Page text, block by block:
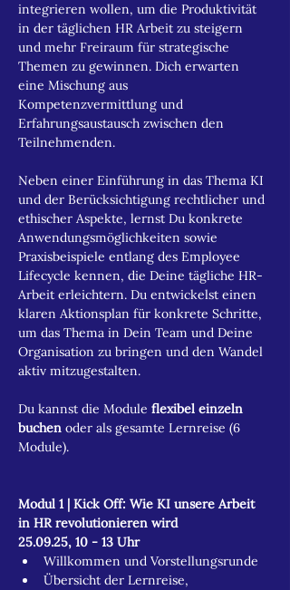
integrieren wollen, um die Produktivität
in der täglichen HR Arbeit zu steigern
und mehr Freiraum für strategische
Themen zu gewinnen. Dich erwarten
eine Mischung aus
Kompetenzvermittlung und
Erfahrungsaustausch zwischen den
Teilnehmenden.
Neben einer Einführung in das Thema KI
und der Berücksichtigung rechtlicher und
ethischer Aspekte, lernst Du konkrete
Anwendungsmöglichkeiten sowie
Praxisbeispiele entlang des Employee
Lifecycle kennen, die Deine tägliche HR-
Arbeit erleichtern. Du entwickelst einen
klaren Aktionsplan für konkrete Schritte,
um das Thema in Dein Team und Deine
Organisation zu bringen und den Wandel
aktiv mitzugestalten.
Du kannst die Module flexibel einzeln
buchen oder als gesamte Lernreise (6
Module).
Modul 1 | Kick Off: Wie KI unsere Arbeit
in HR revolutionieren wird
25.09.25, 10 - 13 Uhr
Willkommen und Vorstellungsrunde
Übersicht der Lernreise,